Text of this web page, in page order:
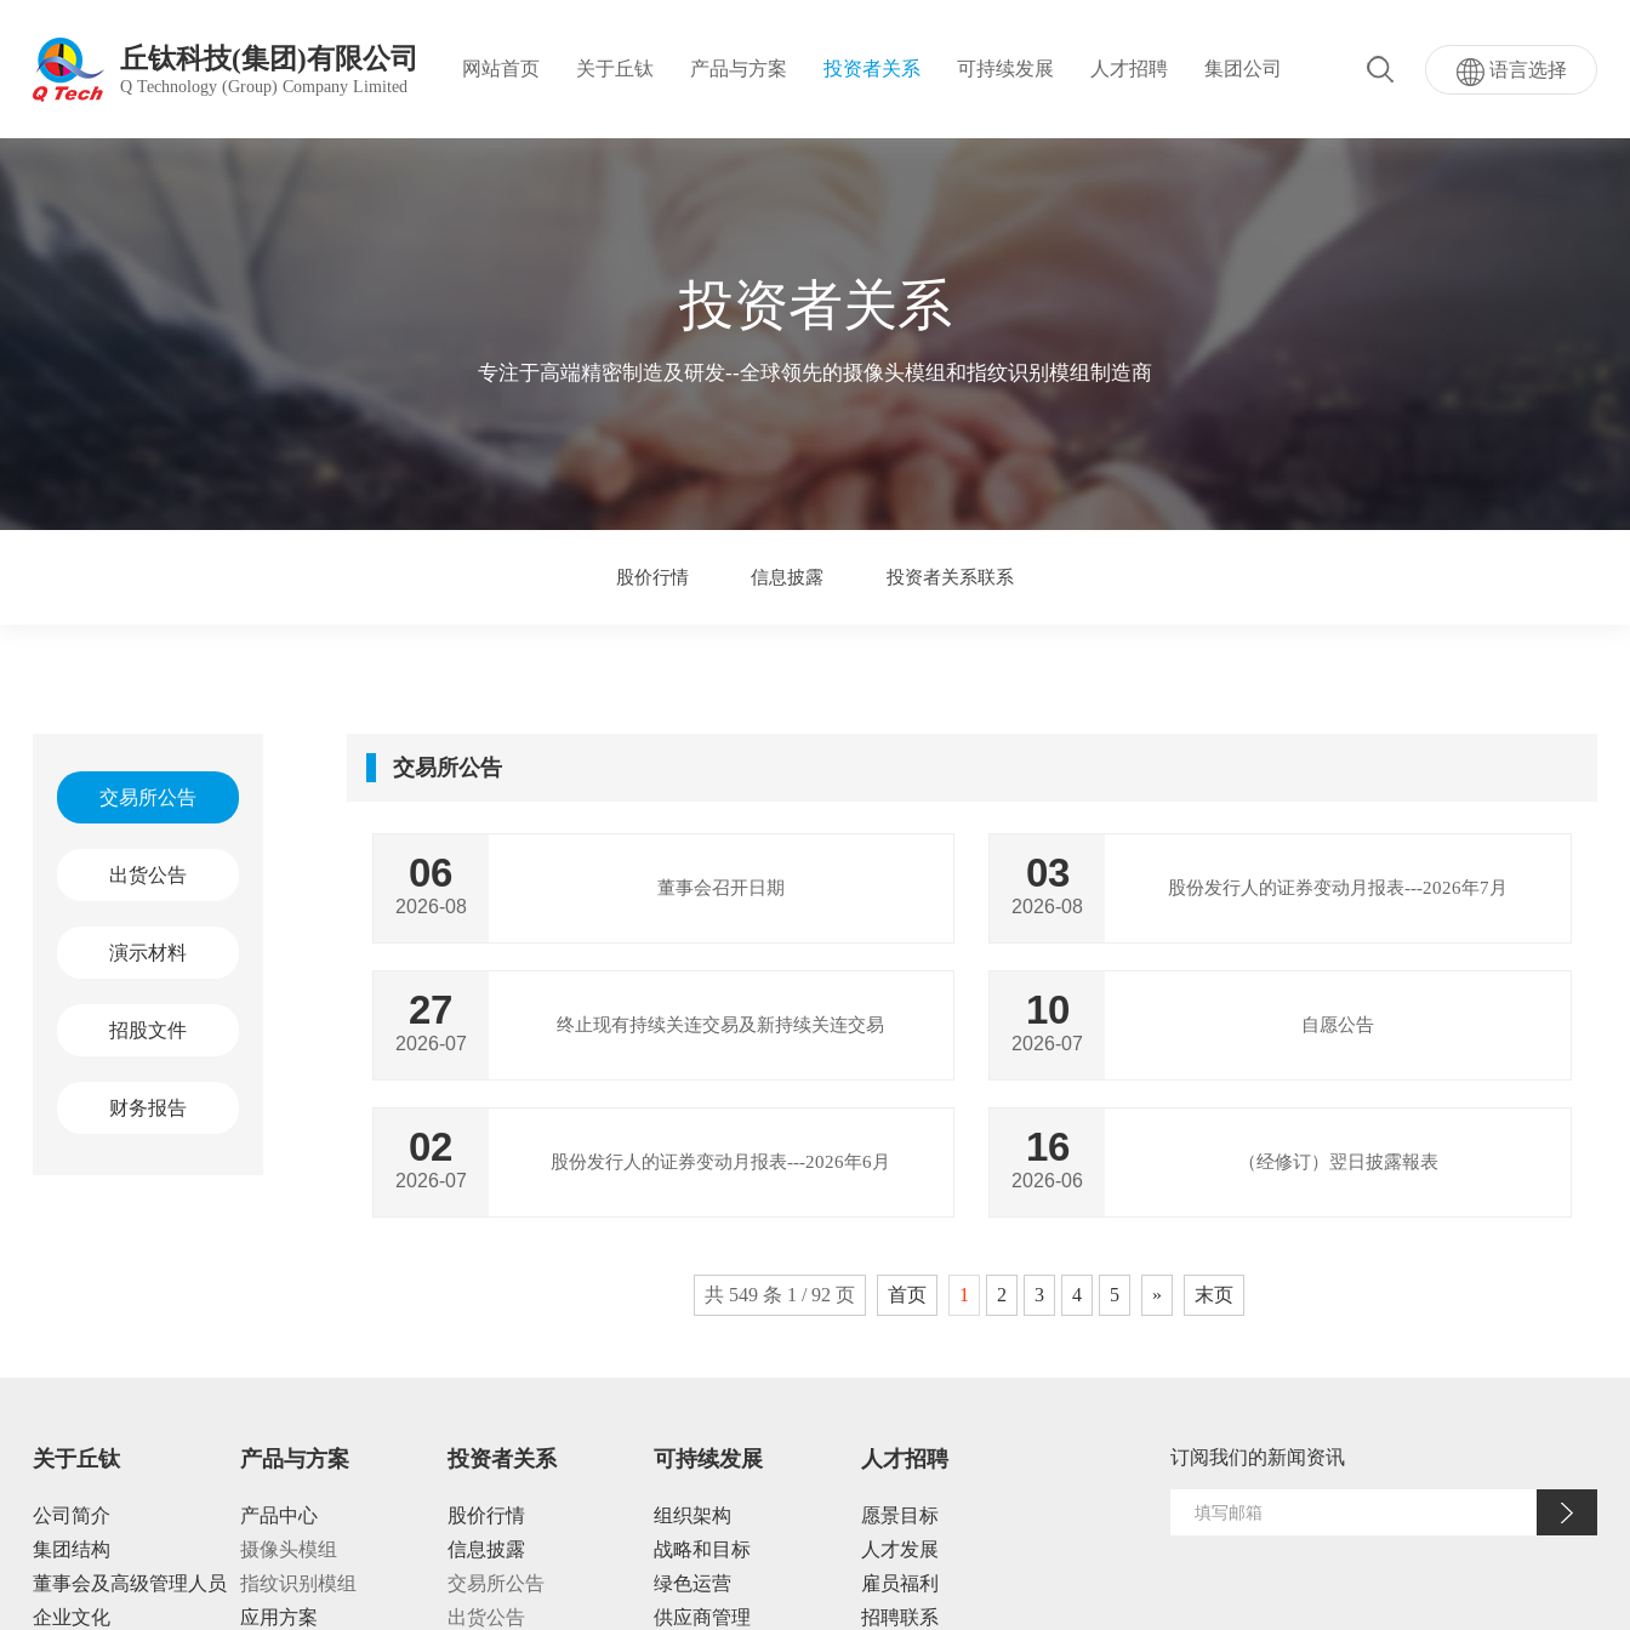
丘钛科技(集团)有限公司
Q Technology (Group) Company Limited
网站首页 关于丘钛
公司新闻
公司章程 联系我们
产品与方案 投资者关系 可持续发展
廉洁建设
管理体系证书
人才招聘 集团公司 语言选择
带手势识别音量按键模... 超声波指纹贴屏模组
超声波指纹模组
投资者关系
专注于高端精密制造及研发--全球领先的摄像头模组和指纹识别模组制造商
股价行情 信息披露 投资者关系联系
交易所公告
出货公告
演示材料
招股文件
财务报告
交易所公告
06
2026-08
董事会召开日期 03
2026-08
股份发行人的证券变动月报表---2026年7月
27
2026-07
终止现有持续关连交易及新持续关连交易 10
2026-07
自愿公告
02
2026-07
股份发行人的证券变动月报表---2026年6月 16
2026-06
（经修订）翌日披露報表
共 549 条 1 / 92 页 首页 1 2 3 4 5 » 末页
关于丘钛
公司简介
集团结构
董事会及高级管理人员
企业文化
产品与方案
产品中心
摄像头模组
指纹识别模组
应用方案
投资者关系
股价行情
信息披露
交易所公告
出货公告
可持续发展
组织架构
战略和目标
绿色运营
供应商管理
人才招聘
愿景目标
人才发展
雇员福利
招聘联系
订阅我们的新闻资讯